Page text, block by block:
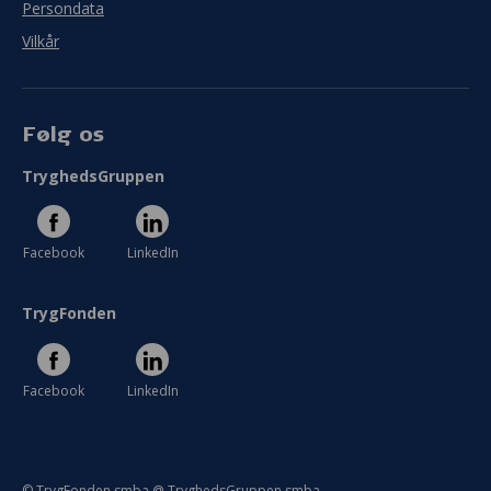
Persondata
Vilkår
Følg os
TryghedsGruppen
Facebook LinkedIn
TrygFonden
Facebook LinkedIn